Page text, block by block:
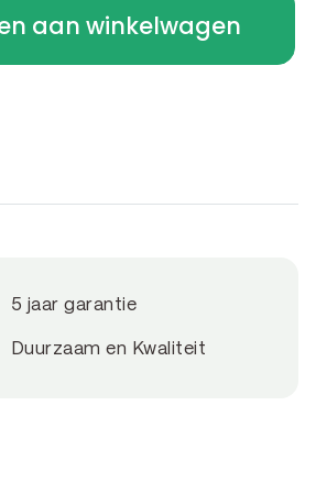
aan winkelwagen
5 jaar garantie
Duurzaam en Kwaliteit